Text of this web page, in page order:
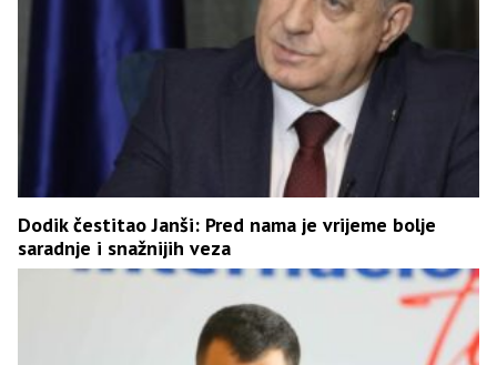
Dodik čestitao Janši: Pred nama je vrijeme bolje
saradnje i snažnijih veza